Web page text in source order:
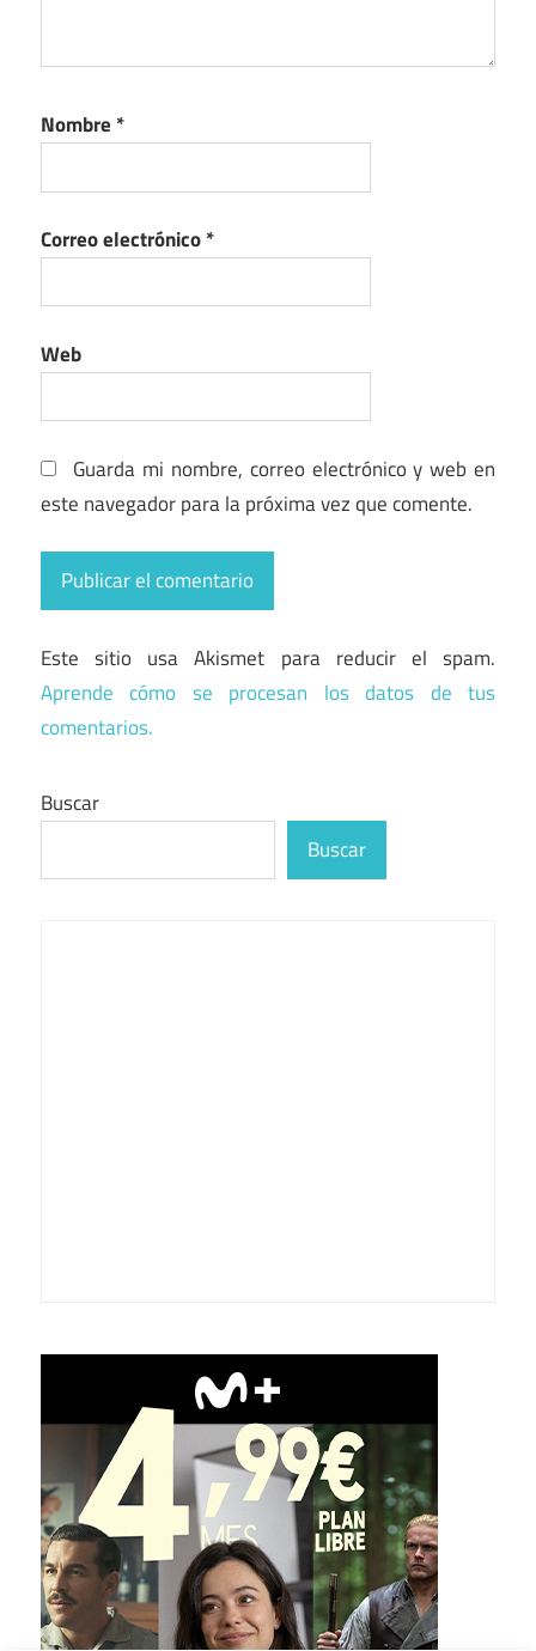
Nombre *
Correo electrónico*
Web
Guarda mi nombre, correo electrónico y web en
este navegador para la próxima vez que comente.
Este sitio usa Akismet para reducir el spam.
Aprende cómo se procesan los datos de tus
comentarios.
Buscar
Buscar